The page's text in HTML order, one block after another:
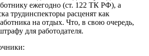
ежегодно (ст. 122 ТК РФ), а
трудинспекторы расценят как
на отдых. Что, в свою очередь,
для работодателя.